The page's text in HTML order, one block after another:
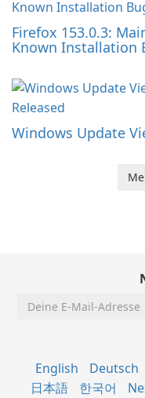
Firefox 153.0.3:
Known Installation
Windows Update
English Deutsch
日本語
한국어